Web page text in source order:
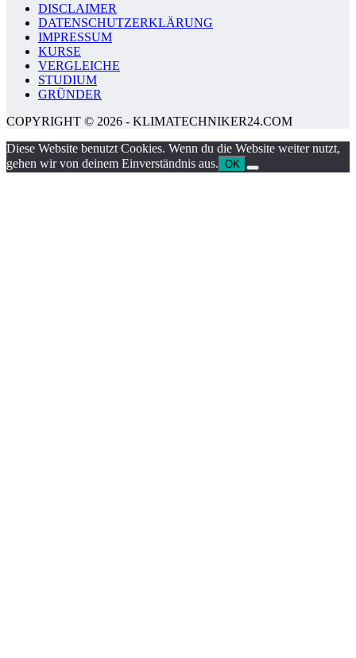
DISCLAIMER
DATENSCHUTZERKLÄRUNG
IMPRESSUM
KURSE
VERGLEICHE
STUDIUM
GRÜNDER
COPYRIGHT © 2026 - KLIMATECHNIKER24.COM
Diese Website benutzt Cookies. Wenn du die Website weiter nutzt,
gehen wir von deinem Einverständnis aus. OK